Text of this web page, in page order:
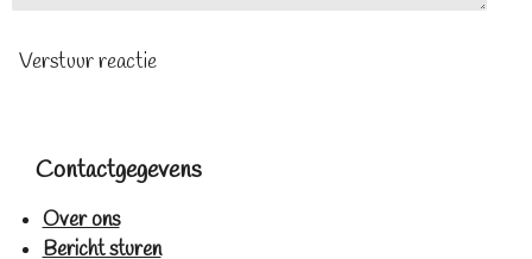
Verstuur reactie
Contactgegevens
Over ons
Bericht sturen